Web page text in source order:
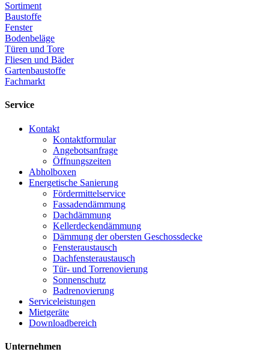
Sortiment
Baustoffe
Fenster
Bodenbeläge
Türen und Tore
Fliesen und Bäder
Gartenbaustoffe
Fachmarkt
Service
Kontakt
Kontaktformular
Angebotsanfrage
Öffnungszeiten
Abholboxen
Energetische Sanierung
Fördermittelservice
Fassadendämmung
Dachdämmung
Kellerdeckendämmung
Dämmung der obersten Geschossdecke
Fensteraustausch
Dachfensteraustausch
Tür- und Torrenovierung
Sonnenschutz
Badrenovierung
Serviceleistungen
Mietgeräte
Downloadbereich
Unternehmen